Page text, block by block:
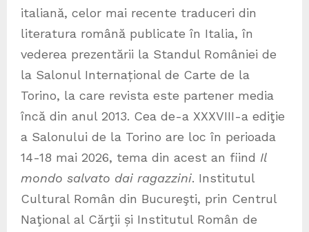
italiană, celor mai recente traduceri din
literatura română publicate în Italia, în
vederea prezentării la Standul României de
la Salonul Internațional de Carte de la
Torino, la care revista este partener media
încă din anul 2013. Cea de-a XXXVIII-a ediţie
a Salonului de la Torino are loc în perioada
14-18 mai 2026, tema din acest an fiind Il
mondo salvato dai ragazzini. Institutul
Cultural Român din Bucureşti, prin Centrul
Naţional al Cărţii și Institutul Român de